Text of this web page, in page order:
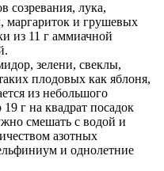
созревания, лука,
маргариток и грушевых
из 11 г аммиачной
зелени, свеклы,
плодовых как яблоня,
из небольшого
19 г на квадрат посадок
смешать с водой и
азотных
и однолетние